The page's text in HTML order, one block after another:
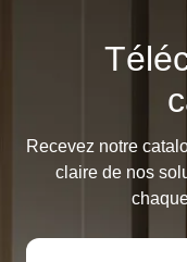
Recevez notre
claire de nos